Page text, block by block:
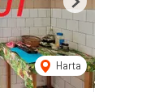
Harta
Next